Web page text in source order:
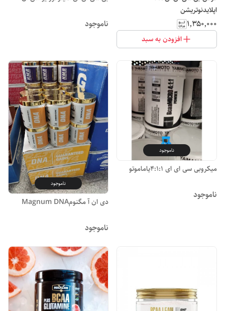
اپلایدنوتریشن
۱٬۳۵۰٬۰۰۰
افزودن به سبد
ناموجود
ناموجود
میکروبی سی ای ای 4:1:1یاماموتو
ناموجود
ناموجود
دی ان آ مگنومMagnum DNA
ناموجود